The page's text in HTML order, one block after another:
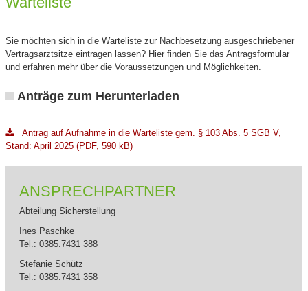
Sie möchten sich in die Warteliste zur Nachbesetzung ausgeschriebener
Vertragsarztsitze eintragen lassen? Hier finden Sie das Antragsformular
und erfahren mehr über die Voraussetzungen und Möglichkeiten.
Anträge zum Herunterladen
Antrag auf Aufnahme in die Warteliste gem. § 103 Abs. 5 SGB V,
Stand: April 2025 (PDF, 590 kB)
ANSPRECHPARTNER
Abteilung Sicherstellung
Ines Paschke
Tel.: 0385.7431 388
Stefanie Schütz
Tel.: 0385.7431 358